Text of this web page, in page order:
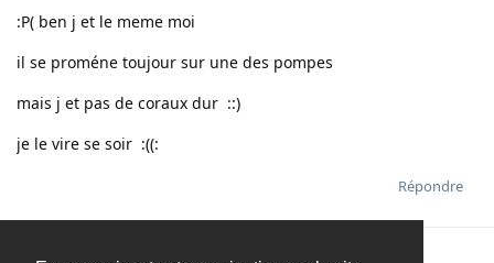
:P( ben j et le meme moi
il se proméne toujour sur une des pompes
mais j et pas de coraux dur ::)
je le vire se soir :((:
Répondre